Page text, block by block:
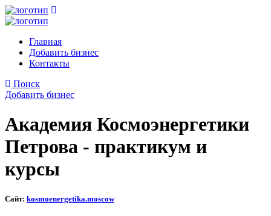
Главная
Добавить бизнес
Контакты
Поиск
Добавить бизнес
Академия Космоэнергетики
Петрова - практикум и
курсы
Сайт: kosmoenergetika.moscow